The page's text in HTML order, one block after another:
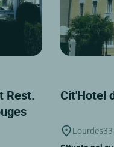
Rest.
Cit'Hotel
Lourdes